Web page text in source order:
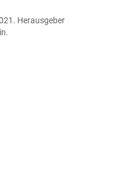
Herausgeber